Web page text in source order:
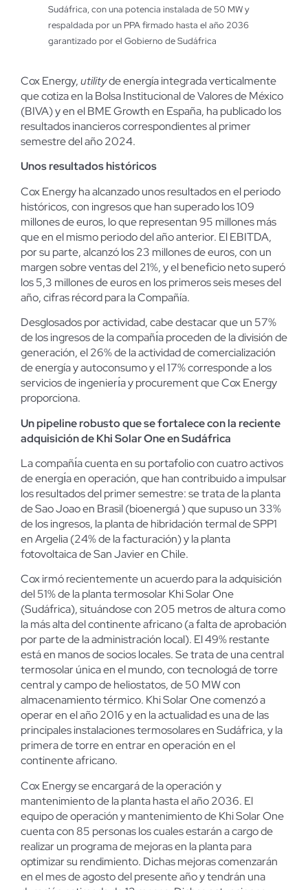
Sudáfrica, con una potencia instalada de 50 MW y
respaldada por un PPA firmado hasta el año 2036
garantizado por el Gobierno de Sudáfrica
Cox Energy,utilityde energía integrada verticalmente
que cotiza en la Bolsa Institucional de Valores de México
(BIVA) y en el BME Growth en España, ha publicado los
resultados inancieros correspondientes al primer
semestre del año 2024.
Unos resultados históricos
Cox Energy ha alcanzado unos resultados en el periodo
históricos, con ingresos que han superado los 109
millones de euros, lo que representan 95 millones más
que en el mismo periodo del año anterior. El EBITDA,
por su parte, alcanzó los 23 millones de euros, con un
margen sobre ventas del 21%, y el beneficio neto superó
los 5,3 millones de euros en los primeros seis meses del
año, cifras récord para la Compañía.
Desglosados por actividad, cabe destacar que un 57%
de los ingresos de la compañı́a proceden de la división de
generación, el 26% de la actividad de comercialización
de energía y autoconsumo y el 17% corresponde a los
servicios de ingenierı́a y procurement que Cox Energy
proporciona.
Un pipeline robusto que se fortalece con la reciente
adquisición de Khi Solar One en Sudáfrica
La compañı́a cuenta en su portafolio con cuatro activos
de energı́a en operación, que han contribuido a impulsar
los resultados del primer semestre: se trata de la planta
de Sao Joao en Brasil (bioenergıá ) que supuso un 33%
de los ingresos, la planta de hibridación termal de SPP1
en Argelia (24% de la facturación) y la planta
fotovoltaica de San Javier en Chile.
Cox irmó recientemente un acuerdo para la adquisición
del 51% de la planta termosolar Khi Solar One
(Sudáfrica), situándose con 205 metros de altura como
la más alta del continente africano (a falta de aprobación
por parte de la administración local). El 49% restante
está en manos de socios locales. Se trata de una central
termosolar única en el mundo, con tecnologıá de torre
central y campo de heliostatos, de 50 MW con
almacenamiento térmico. Khi Solar One comenzó a
operar en el año 2016 y en la actualidad es una de las
principales instalaciones termosolares en Sudáfrica, y la
primera de torre en entrar en operación en el
continente africano.
Cox Energy se encargará de la operación y
mantenimiento de la planta hasta el año 2036. El
equipo de operación y mantenimiento de Khi Solar One
cuenta con 85 personas los cuales estarán a cargo de
realizar un programa de mejoras en la planta para
optimizar su rendimiento. Dichas mejoras comenzarán
en el mes de agosto del presente año y tendrán una